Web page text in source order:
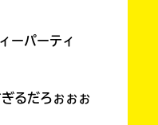
ーパーティ
るだろぉぉぉ